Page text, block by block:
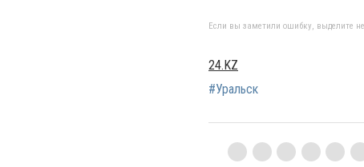
Если вы заметили ошибку, выделите
24.KZ
#Уральск